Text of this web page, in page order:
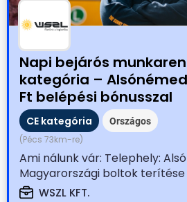
Napi bejárós
kategória –
Ft belépési bónusszal
CE kategória Országos
(Pécs 73km-re)
Ami nálunk vár: Telephely:
Magyarországi boltok terítése
WSZL KFT.